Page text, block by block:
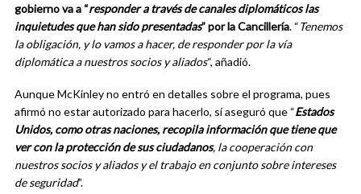
gobierno va a “responder a través de canales diplomáticos las
inquietudes que han sido presentadas” por la Cancillería. “Tenemos
la obligación, y lo vamos a hacer, de responder por la vía
diplomática a nuestros socios y aliados“, añadió.
Aunque McKinley no entró en detalles sobre el programa, pues
afirmó no estar autorizado para hacerlo, sí aseguró que “Estados
Unidos, como otras naciones, recopila información que tiene que
ver con la protección de sus ciudadanos, la cooperación con
nuestros socios y aliados y el trabajo en conjunto sobre intereses
de seguridad”.